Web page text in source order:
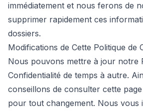
immédiatement et nous ferons de
supprimer rapidement ces
dossiers.
Modifications de Cette Politique de
Nous pouvons mettre à jour notre
Confidentialité de temps à autre.
conseillons de consulter cette
pour tout changement. Nous vous